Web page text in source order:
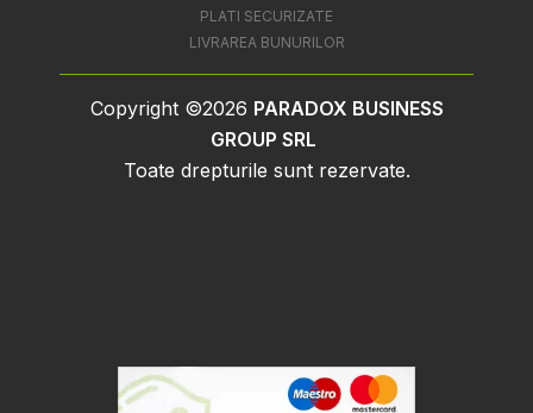
PLATI SECURIZATE
LIVRAREA BUNURILOR
Copyright ©2026 PARADOX BUSINESS
GROUP SRL
Toate drepturile sunt rezervate.